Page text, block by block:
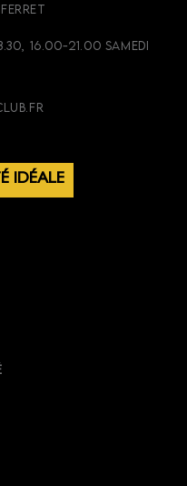
16.00-21.00 SAMEDI
IDÉALE